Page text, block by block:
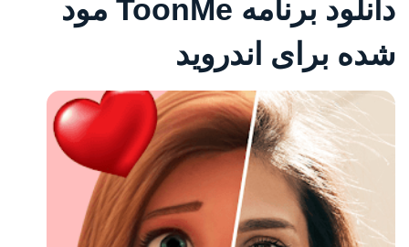
دانلود برنامه ToonMe مود
شده برای اندروید